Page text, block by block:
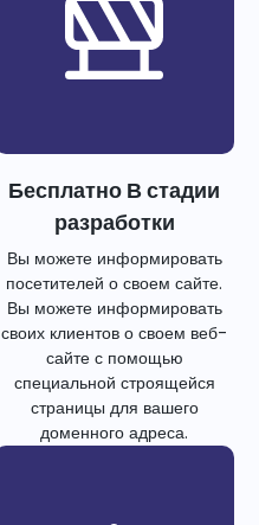
Бесплатно В стадии
разработки
Вы можете информировать
посетителей о своем сайте.
Вы можете информировать
своих клиентов о своем веб-
сайте с помощью
специальной строящейся
страницы для вашего
доменного адреса.